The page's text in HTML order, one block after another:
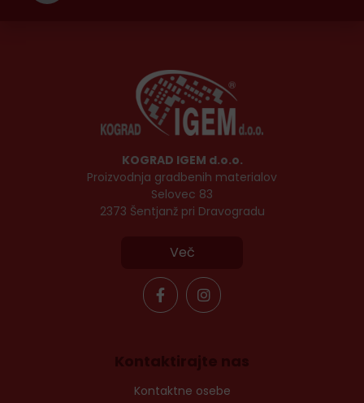
KOGRAD IGEM d.o.o.
Proizvodnja gradbenih materialov
Selovec 83
2373 Šentjanž pri Dravogradu
Več
Kontaktirajte nas
Kontaktne osebe